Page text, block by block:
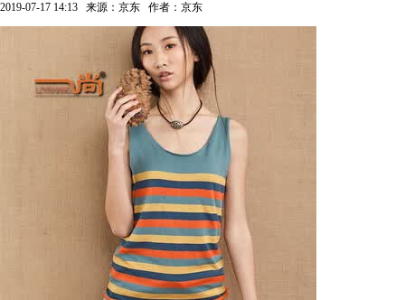
2019-07-17 14:13 来源：京东 作者：京东